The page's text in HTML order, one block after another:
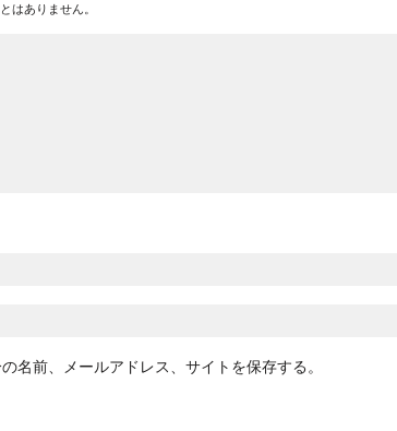
はありません。
名前、メールアドレス、サイトを保存する。